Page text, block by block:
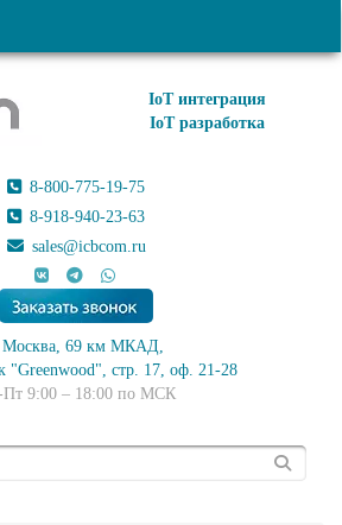
IoT интеграция
IoT разработка
8-800-775-19-75
8-918-940-23-63
sales@icbcom.ru
Москва, 69 км МКАД,
"Greenwood", стр. 17, оф. 21-28
9:00 – 18:00 по МСК